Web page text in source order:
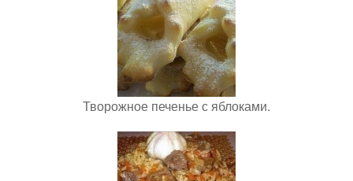
Творожное печенье с яблоками.